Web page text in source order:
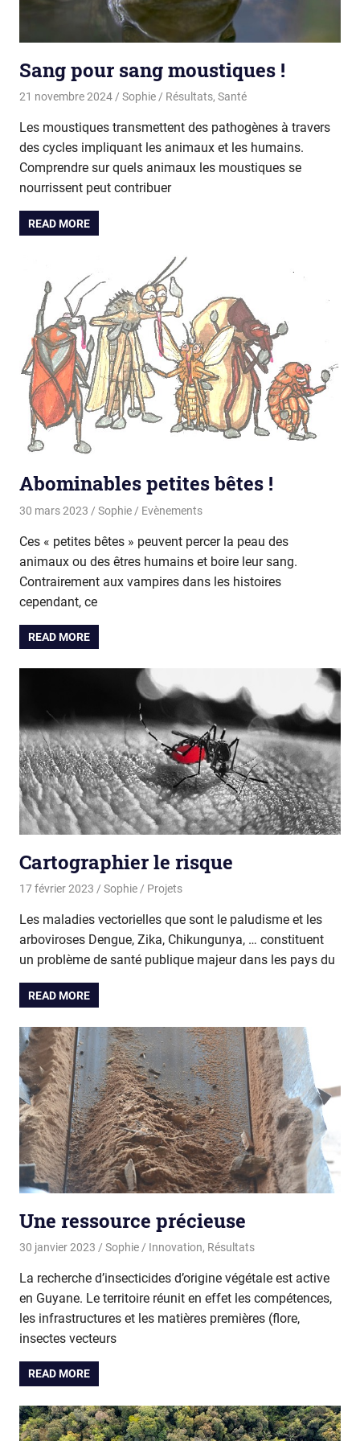
Sang pour sang moustiques !
21 novembre 2024 Sophie Résultats, Santé
Les moustiques transmettent des pathogènes à travers
des cycles impliquant les animaux et les humains.
Comprendre sur quels animaux les moustiques se
nourrissent peut contribuer
READ MORE
Abominables petites bêtes !
30 mars 2023 Sophie Evènements
Ces « petites bêtes » peuvent percer la peau des
animaux ou des êtres humains et boire leur sang.
Contrairement aux vampires dans les histoires
cependant, ce
READ MORE
Cartographier le risque
17 février 2023 Sophie Projets
Les maladies vectorielles que sont le paludisme et les
arboviroses Dengue, Zika, Chikungunya, … constituent
un problème de santé publique majeur dans les pays du
READ MORE
Une ressource précieuse
30 janvier 2023 Sophie Innovation, Résultats
La recherche d’insecticides d’origine végétale est active
en Guyane. Le territoire réunit en effet les compétences,
les infrastructures et les matières premières (flore,
insectes vecteurs
READ MORE